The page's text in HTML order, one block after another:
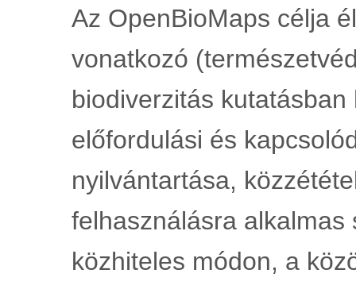
Az OpenBioMaps célja
vonatkozó
biodiverzitás kutatásban
előfordulási és
nyilvántartása,
felhasználásra alkalmas
közhiteles módon, a